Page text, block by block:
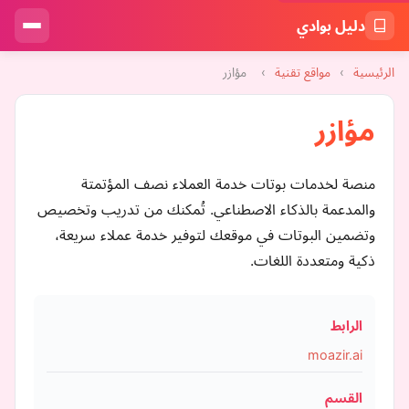
دليل بوادي
الرئيسية › مواقع تقنية › مؤازر
مؤازر
منصة لخدمات بوتات خدمة العملاء نصف المؤتمتة
والمدعمة بالذكاء الاصطناعي. تُمكنك من تدريب وتخصيص
وتضمين البوتات في موقعك لتوفير خدمة عملاء سريعة،
ذكية ومتعددة اللغات.
الرابط
moazir.ai
القسم